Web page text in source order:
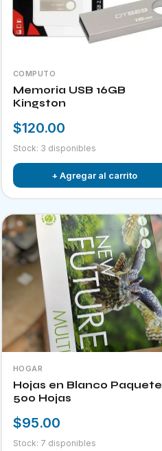
COMPUTO
Memoria USB 16GB
Kingston
$120.00
Stock: 3 disponibles
+ Agregar al carrito
HOGAR
Hojas en Blanco Paquete
500 Hojas
$95.00
Stock: 7 disponibles